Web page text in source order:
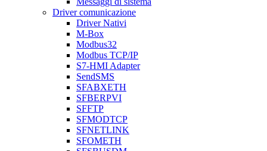
Driver comunicazione
Driver Nativi
M-Box
Modbus32
Modbus TCP/IP
S7-HMI Adapter
SendSMS
SFABXETH
SFBERPVI
SFFTP
SFMODTCP
SFNETLINK
SFOMETH